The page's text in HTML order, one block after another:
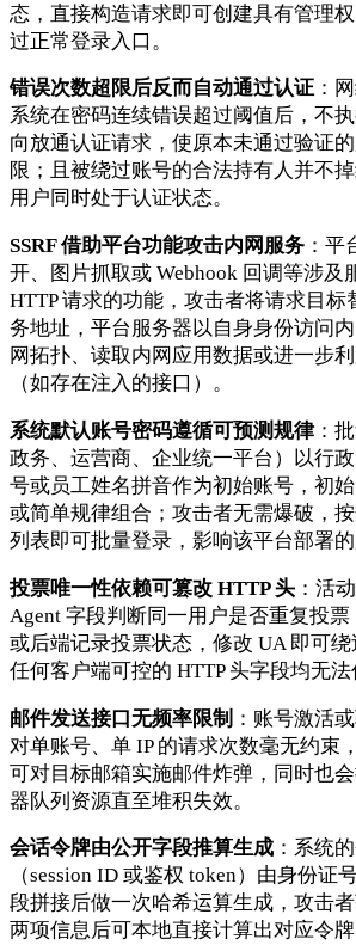
态，直接构造请求即可创建具有管理
过正常登录入口。
错误次数超限后反而自动通过认证 ：
系统在密码连续错误超过阈值后，不
向放通认证请求，使原本未通过验证
限；且被绕过账号的合法持有人并不
用户同时处于认证状态。
SSRF 借助平台功能攻击内网服务 ：平
开、图片抓取或 Webhook 回调等涉及
HTTP 请求的功能，攻击者将请求目标
务地址，平台服务器以自身身份访问
网拓扑、读取内网应用数据或进一步
（如存在注入的接口）。
系统默认账号密码遵循可预测规律：
政务、运营商、企业统一平台）以行
号或员工姓名拼音作为初始账号，初
或简单规律组合；攻击者无需爆破，
列表即可批量登录，影响该平台部署的
投票唯一性依赖可篡改 HTTP 头 ：活
Agent 字段判断同一用户是否重复投
或后端记录投票状态，修改 UA 即可绕
任何客户端可控的 HTTP 头字段均无法
邮件发送接口无频率限制 ：账号激活
对单账号、单 IP 的请求次数毫无约束
可对目标邮箱实施邮件炸弹，同时也
器队列资源直至堆积失效。
会话令牌由公开字段推算生成 ：系统
（session ID 或鉴权 token）由身份证
段拼接后做一次哈希运算生成，攻击
两项信息后可本地直接计算出对应令